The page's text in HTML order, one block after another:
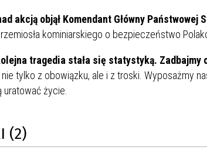
akcją objął Komendant Główny Państwowej
kominiarskiego o bezpieczeństwo
tragedia stała się statystyką.
tylko z obowiązku, ale i z troski. Wyposażmy
uratować życie.
(2)